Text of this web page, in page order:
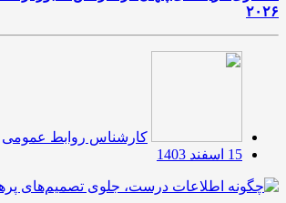
۲۰۲۶
کارشناس روابط عمومی
15 اسفند 1403